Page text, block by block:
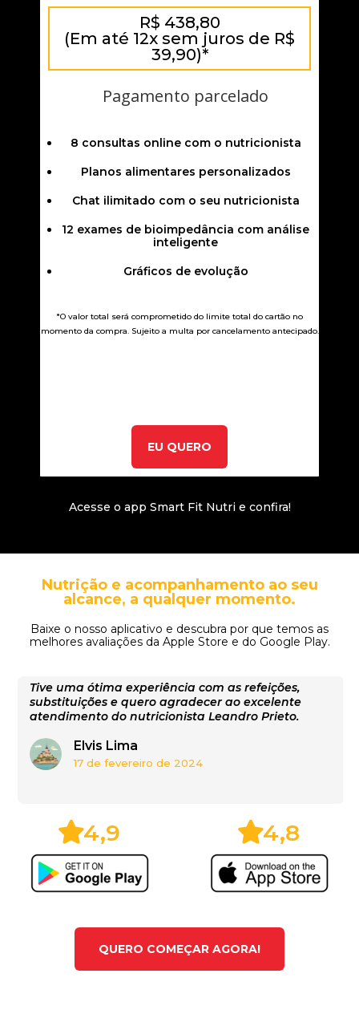
R$ 438,80
(Em até 12x sem juros de R$
39,90)*
Pagamento parcelado
8 consultas online com o nutricionista
Planos alimentares personalizados
Chat ilimitado com o seu nutricionista
12 exames de bioimpedância com análise
inteligente
Gráficos de evolução
*O valor total será comprometido do limite total do cartão no
momento da compra. Sujeito a multa por cancelamento antecipado.
EU QUERO
Acesse o app Smart Fit Nutri e confira!
Nutrição e acompanhamento ao seu
alcance, a qualquer momento.
Baixe o nosso aplicativo e descubra por que temos as
melhores avaliações da Apple Store e do Google Play.
Tive uma ótima experiência com as refeições,
substituições e quero agradecer ao excelente
atendimento do nutricionista Leandro Prieto.
Elvis Lima
17 de fevereiro de 2024
4,9 4,8
QUERO COMEÇAR AGORA!